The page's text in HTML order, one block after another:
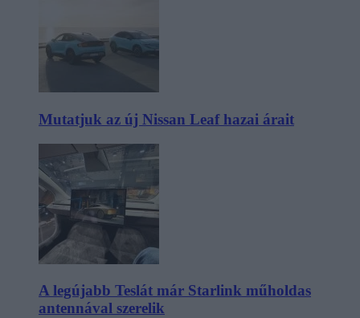
Mutatjuk az új Nissan Leaf hazai árait
A legújabb Teslát már Starlink műholdas
antennával szerelik